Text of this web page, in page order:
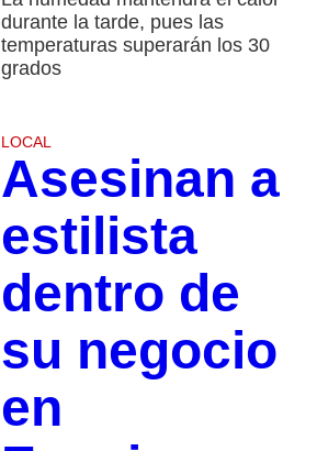
durante la tarde, pues las
temperaturas superarán los 30
grados
LOCAL
Asesinan a
estilista
dentro de
su negocio
en